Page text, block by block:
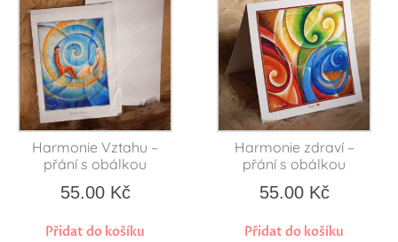
Harmonie Vztahu –
přání s obálkou
55.00 Kč
Přidat do košíku
Harmonie zdraví –
přání s obálkou
55.00 Kč
Přidat do košíku